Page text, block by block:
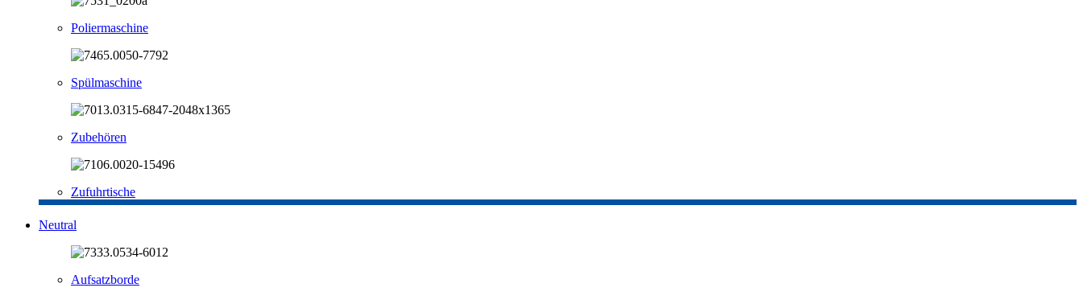
Poliermaschine
Spülmaschine
Zubehören
Zufuhrtische
Neutral
Aufsatzborde